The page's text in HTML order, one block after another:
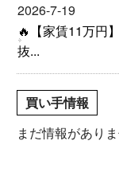
2026-7-19
🔥【家賃11万円
抜...
買い手情報
まだ情報がありま